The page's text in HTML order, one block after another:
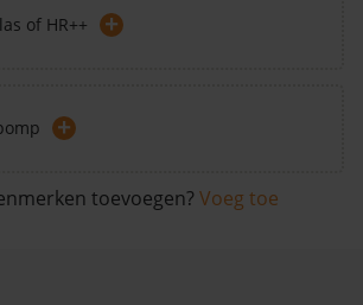
of HR++ +
+
toevoegen? Voeg toe